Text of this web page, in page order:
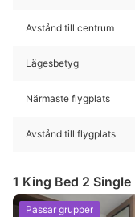
Avstånd till centrum
Lägesbetyg
Närmaste flygplats
Avstånd till flygplats
1 King Bed 2
Passar grupper